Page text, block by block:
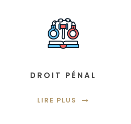
DROIT PÉNAL
LIRE PLUS